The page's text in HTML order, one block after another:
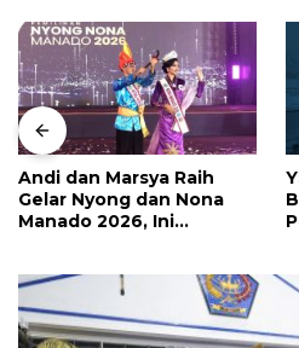
Andi dan Marsya Raih
Gelar Nyong dan Nona
Manado 2026, Ini